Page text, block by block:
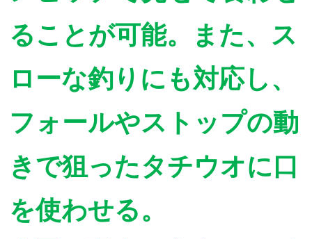
ることが可能。また、ス
ローな釣りにも対応し、
フォールやストップの動
きで狙ったタチウオに口
を使わせる。